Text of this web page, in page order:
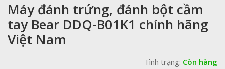
Máy đánh trứng, đánh bột cầm
tay Bear DDQ-B01K1 chính hãng
Việt Nam
Tình trạng: Còn hàng